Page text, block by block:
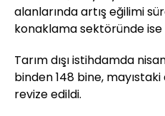
alanlarında artış eğilimi
konaklama sektöründe ise
Tarım dışı istihdamda
binden 148 bine, mayıstaki
revize edildi.